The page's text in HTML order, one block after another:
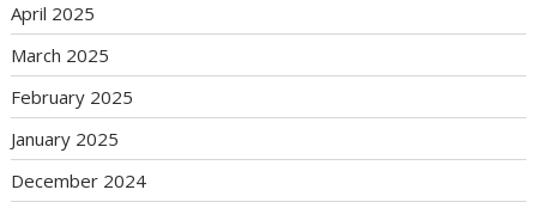
April 2025
March 2025
February 2025
January 2025
December 2024